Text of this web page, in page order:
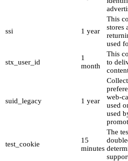
ssi 1 year
This
stores
used
stx_user_id
1
month
This
to
suid_legacy 1 year
web-
used
used
test_cookie
15
minutes
The